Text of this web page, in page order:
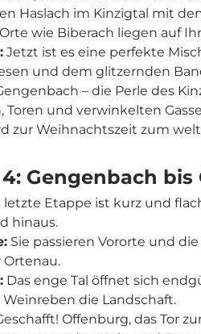
Haslach im Kinzigtal mit
wie Biberach liegen auf
Jetzt ist es eine perfekte
und dem glitzernden
– die Perle des
Toren und verwinkelten
zur Weihnachtszeit zum
Gengenbach bis
letzte Etappe ist kurz und
hinaus.
Sie passieren Vororte und
Ortenau.
Das enge Tal öffnet sich
Weinreben die Landschaft.
Offenburg, das Tor